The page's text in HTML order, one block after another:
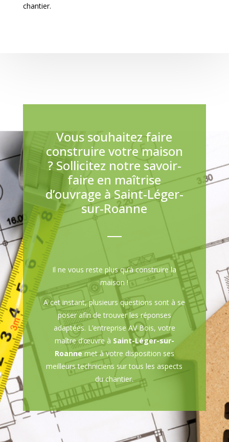
chantier.
Vous souhaitez faire
construire votre maison
? Sollicitez notre savoir-
faire en maîtrise
d’ouvrage à Saint-Léger-
sur-Roanne
Il ne vous reste plus qu’à construire la
maison !
A cet instant, plusieurs questions sont à se
poser afin de trouver les réponses
adaptées. L’entreprise AV Bois, votre
maître d’œuvre à Saint-Léger-sur-
Roannemet à votre disposition ses
meilleurs techniciens sur tous les aspects
du chantier.